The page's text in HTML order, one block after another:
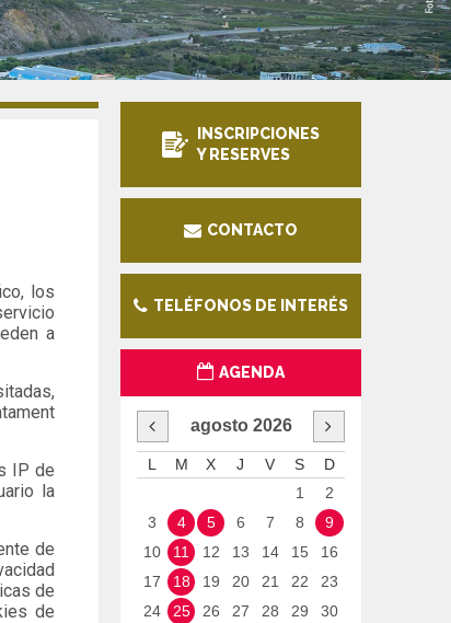
los
a
IP de
la
de
de
de
INSCRIPCIONES
Y RESERVES
CONTACTO
TELÉFONOS DE INTERÉS
AGENDA
agosto 2026
L M X J V S
D
1
2
3
4 5 6 7 8
9
10
11 12 13 14 15
16
17
18 19 20 21 22
23
24
25 26 27 28 29
30